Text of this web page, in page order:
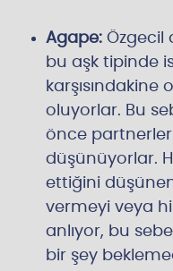
Agape: Özgecil
bu aşk tipinde
karşısındakine
oluyorlar. Bu
önce
düşünüyorlar.
ettiğini
vermeyi veya
anlıyor, bu
bir şey